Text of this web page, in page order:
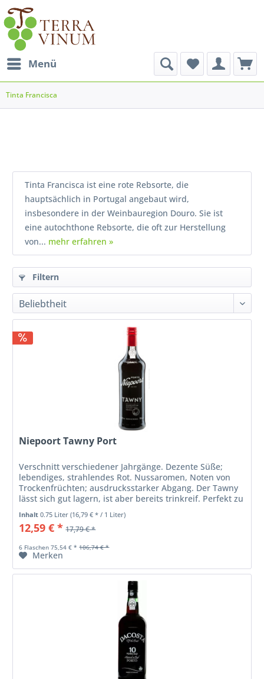
Menü
Tinta Francisca
Tinta Francisca ist eine rote Rebsorte, die
hauptsächlich in Portugal angebaut wird,
insbesondere in der Weinbauregion Douro. Sie ist
eine autochthone Rebsorte, die oft zur Herstellung
von... mehr erfahren »
Filtern
Niepoort Tawny Port
Verschnitt verschiedener Jahrgänge. Dezente Süße;
lebendiges, strahlendes Rot. Nussaromen, Noten von
Trockenfrüchten; ausdrucksstarker Abgang. Der Tawny
lässt sich gut lagern, ist aber bereits trinkreif. Perfekt zu
Patés oder zu...
Inhalt0.75 Liter(16,79 € * / 1 Liter)
12,59 € * 17,79 € *
6 Flaschen 75,54 € * 106,74 € *
Merken